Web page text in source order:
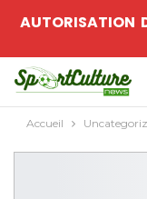
Accueil
AUTORISATION